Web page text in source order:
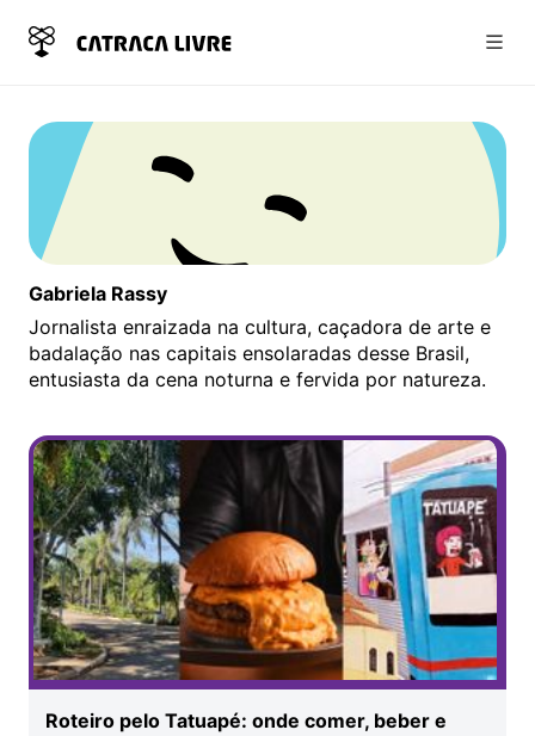
Gabriela Rassy
Jornalista enraizada na cultura, caçadora de arte e
badalação nas capitais ensolaradas desse Brasil,
entusiasta da cena noturna e fervida por natureza.
Roteiro pelo Tatuapé: onde comer, beber e